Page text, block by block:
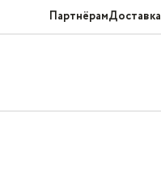
ПартнёрамДоставка